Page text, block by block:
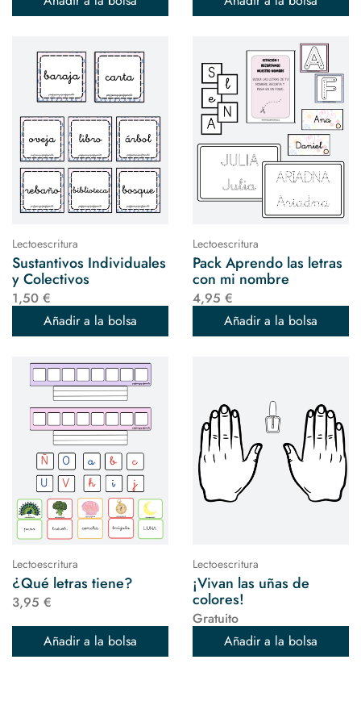
Lectoescritura
Sustantivos Individuales
y Colectivos
1,50 €
Añadir a la bolsa
Lectoescritura
Pack Aprendo las letras
con mi nombre
4,95 €
Añadir a la bolsa
Lectoescritura
¿Qué letras tiene?
3,95 €
Añadir a la bolsa
Lectoescritura
¡Vivan las uñas de
colores!
Gratuito
Añadir a la bolsa